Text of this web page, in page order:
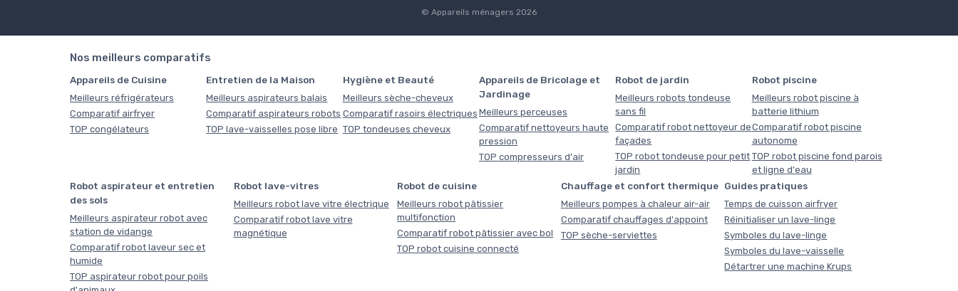
© Appareils ménagers 2026
Nos meilleurs comparatifs
Appareils de Cuisine
Meilleurs réfrigérateurs
Comparatif airfryer
TOP congélateurs
Entretien de la Maison
Meilleurs aspirateurs balais
Comparatif aspirateurs robots
TOP lave-vaisselles pose libre
Hygiène et Beauté
Meilleurs sèche-cheveux
Comparatif rasoirs électriques
TOP tondeuses cheveux
Appareils de Bricolage et
Jardinage
Meilleurs perceuses
Comparatif nettoyeurs haute
pression
TOP compresseurs d'air
Robot de jardin
Meilleurs robots tondeuse
sans fil
Comparatif robot nettoyeur de
façades
TOP robot tondeuse pour petit
jardin
Robot piscine
Meilleurs robot piscine à
batterie lithium
Comparatif robot piscine
autonome
TOP robot piscine fond parois
et ligne d'eau
Robot aspirateur et entretien
des sols
Meilleurs aspirateur robot avec
station de vidange
Comparatif robot laveur sec et
humide
TOP aspirateur robot pour poils
Robot lave-vitres
Meilleurs robot lave vitre électrique
Comparatif robot lave vitre
magnétique
Robot de cuisine
Meilleurs robot pâtissier
multifonction
Comparatif robot pâtissier avec bol
TOP robot cuisine connecté
Chauffage et confort thermique
Meilleurs pompes à chaleur air-air
Comparatif chauffages d'appoint
TOP sèche-serviettes
Guides pratiques
Temps de cuisson airfryer
Réinitialiser un lave-linge
Symboles du lave-linge
Symboles du lave-vaisselle
Détartrer une machine Krups